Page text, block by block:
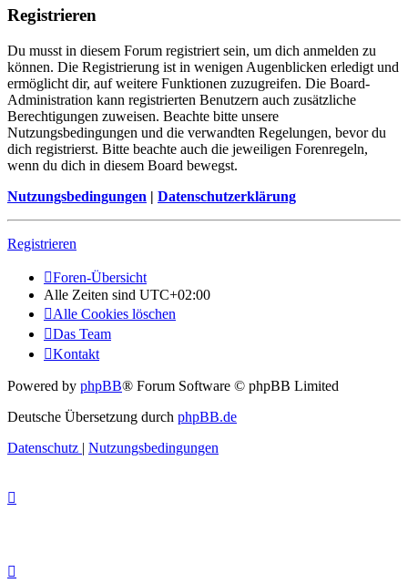
Registrieren
Du musst in diesem Forum registriert sein, um dich anmelden zu
können. Die Registrierung ist in wenigen Augenblicken erledigt und
ermöglicht dir, auf weitere Funktionen zuzugreifen. Die Board-
Administration kann registrierten Benutzern auch zusätzliche
Berechtigungen zuweisen. Beachte bitte unsere
Nutzungsbedingungen und die verwandten Regelungen, bevor du
dich registrierst. Bitte beachte auch die jeweiligen Forenregeln,
wenn du dich in diesem Board bewegst.
Nutzungsbedingungen | Datenschutzerklärung
Registrieren
Foren-Übersicht
Alle Zeiten sind UTC+02:00
Alle Cookies löschen
Das Team
Kontakt
Powered by phpBB® Forum Software © phpBB Limited
Deutsche Übersetzung durch phpBB.de
Datenschutz | Nutzungsbedingungen